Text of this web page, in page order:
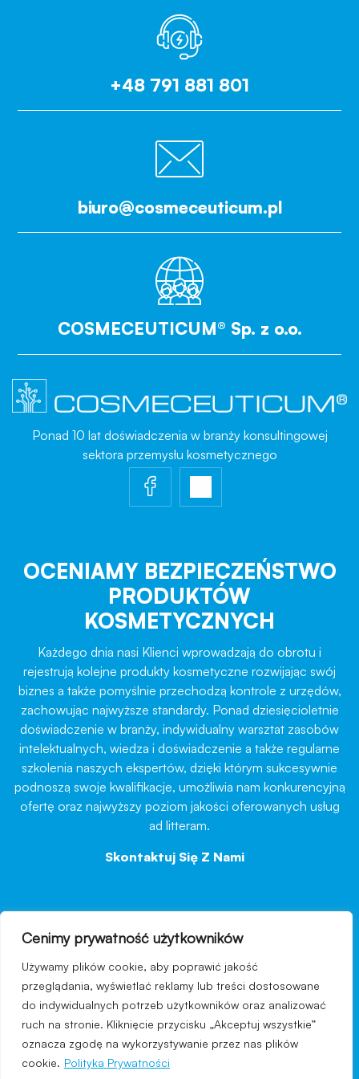
Cenimy prywatność użytkowników
Używamy plików cookie, aby poprawić jakość
przeglądania, wyświetlać reklamy lub treści dostosowane
do indywidualnych potrzeb użytkowników oraz analizować
ruch na stronie. Kliknięcie przycisku „Akceptuj wszystkie”
oznacza zgodę na wykorzystywanie przez nas plików
cookie. Polityka Prywatności
+48 791 881 801
biuro@cosmeceuticum.pl
COSMECEUTICUM® Sp. z o.o.
Ponad 10 lat doświadczenia w branży konsultingowej
sektora przemysłu kosmetycznego
OCENIAMY BEZPIECZEŃSTWO
PRODUKTÓW
KOSMETYCZNYCH
Każdego dnia nasi Klienci wprowadzają do obrotu i
rejestrują kolejne produkty kosmetyczne rozwijając swój
biznes a także pomyślnie przechodzą kontrole z urzędów,
zachowując najwyższe standardy. Ponad dziesięcioletnie
doświadczenie w branży, indywidualny warsztat zasobów
intelektualnych, wiedza i doświadczenie a także regularne
szkolenia naszych ekspertów, dzięki którym sukcesywnie
podnoszą swoje kwalifikacje, umożliwia nam konkurencyjną
ofertę oraz najwyższy poziom jakości oferowanych usług
ad litteram.
Skontaktuj Się Z Nami
nawigacja
Regulamin strony
Polityka prywatności
Kontakt